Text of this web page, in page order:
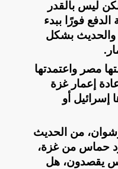
ليس بالقدر
فورًا ببدء
والحديث بشكل
.
مصر واعتمدتها
إعمار غزة
إسرائيل أو
من الحديث
حماس من غزة،
يقصدون، هل